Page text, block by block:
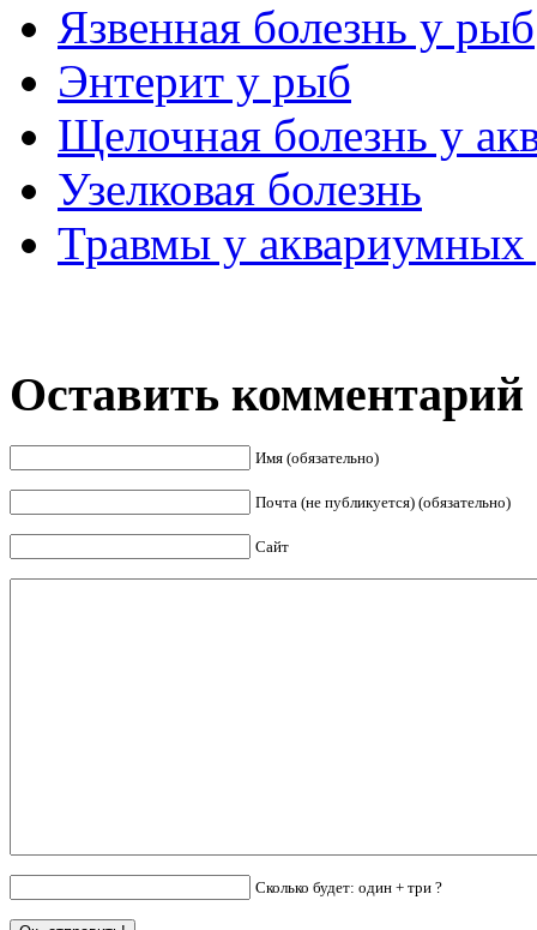
Язвенная болезнь у рыб
Энтерит у рыб
Щелочная болезнь у
Узелковая болезнь
Травмы у
Оставить комментарий
Имя (обязательно)
Почта (не публикуется) (обязательно)
Сайт
Сколько будет: один + три ?